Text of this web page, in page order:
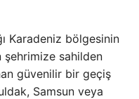
Karadeniz bölgesinin
sahilden
güvenilir bir geçiş
Samsun veya